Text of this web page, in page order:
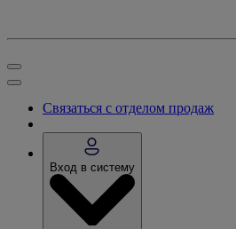
Связаться с отделом продаж
Вход в систему